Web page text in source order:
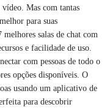
vídeo. Mas com tantas
para suas
melhores salas de chat com
e facilidade de uso.
com pessoas de todo o
opções disponíveis. O
usando um aplicativo de
para descobrir